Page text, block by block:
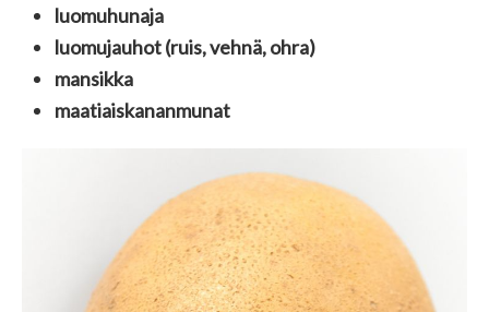
luomuhunaja
luomujauhot (ruis, vehnä, ohra)
mansikka
maatiais­kananmunat